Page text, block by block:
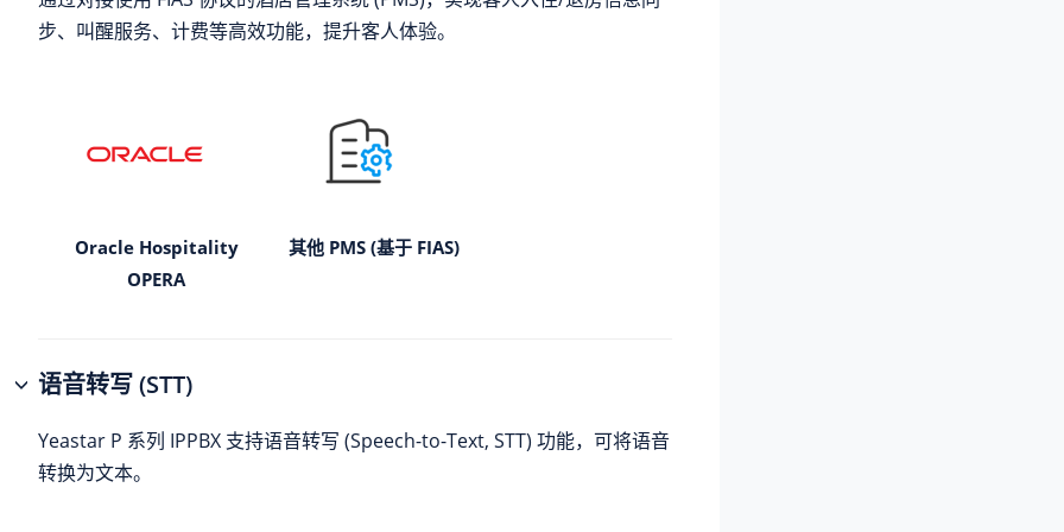
步、叫醒服务、计费等高效功能，提升客人体验。
Oracle Hospitality
OPERA
其他 PMS (基于 FIAS)
语音转写 (STT)
Yeastar P 系列 IPPBX 支持语音转写 (Speech-to-Text, STT) 功能，可将语音
转换为文本。